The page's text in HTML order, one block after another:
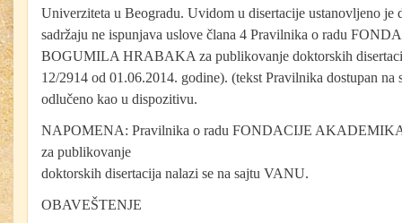
Univerziteta u Beogradu. Uvidom u disertacije ustanovljeno je
sadržaju ne ispunjava uslove člana 4 Pravilnika o radu
BOGUMILA HRABAKA za publikovanje doktorskih
12/2914 od 01.06.2014. godine). (tekst Pravilnika dostupan
odlučeno kao u dispozitivu.
NAPOMENA: Pravilnika o radu FONDACIJE
za publikovanje
doktorskih disertacija nalazi se na sajtu VANU.
OBAVEŠTENJE